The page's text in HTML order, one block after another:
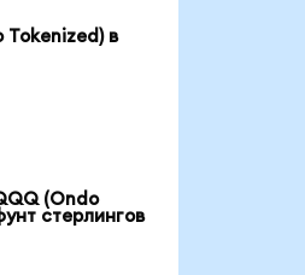
в
(Ondo
стерлингов